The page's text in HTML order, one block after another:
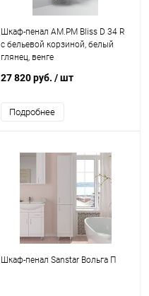
Шкаф-пенал AM.PM Bliss D 34 R
с бельевой корзиной, белый
глянец, венге
27 820 руб. / шт
Подробнее
Шкаф-пенал Sanstar Вольга П